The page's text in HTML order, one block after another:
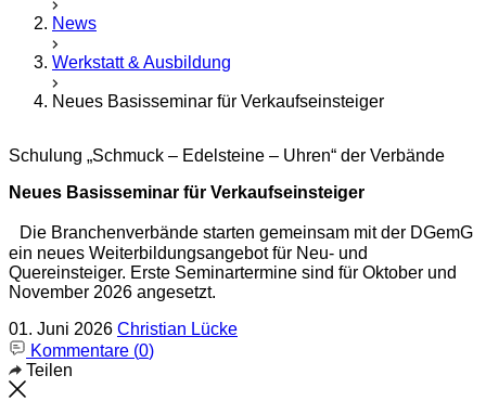
News
Werkstatt & Ausbildung
Neues Basisseminar für Verkaufseinsteiger
Schulung „Schmuck – Edelsteine – Uhren“ der Verbände
Neues Basisseminar für Verkaufseinsteiger
Die Branchenverbände starten gemeinsam mit der DGemG
ein neues Weiterbildungsangebot für Neu- und
Quereinsteiger. Erste Seminartermine sind für Oktober und
November 2026 angesetzt.
01. Juni 2026 Christian Lücke
Kommentare (0)
Teilen